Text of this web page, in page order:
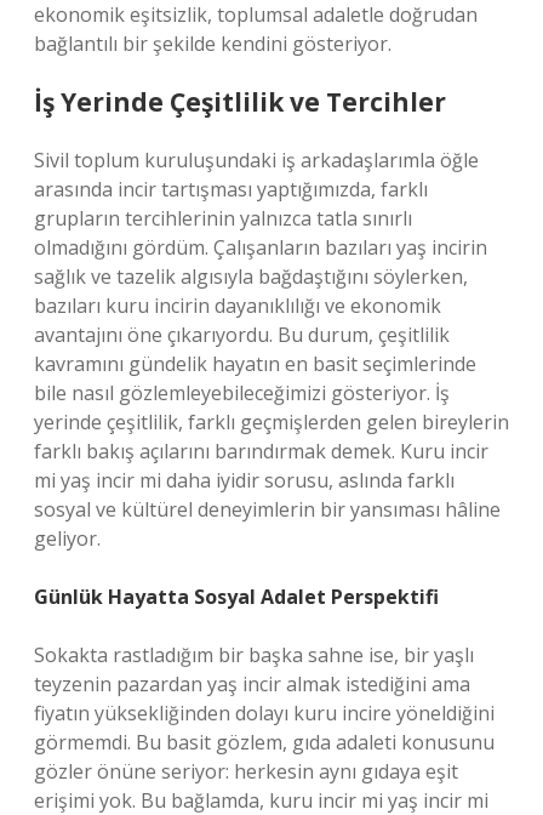
ekonomik eşitsizlik, toplumsal adaletle doğrudan
bağlantılı bir şekilde kendini gösteriyor.
İş Yerinde Çeşitlilik ve Tercihler
Sivil toplum kuruluşundaki iş arkadaşlarımla öğle
arasında incir tartışması yaptığımızda, farklı
grupların tercihlerinin yalnızca tatla sınırlı
olmadığını gördüm. Çalışanların bazıları yaş incirin
sağlık ve tazelik algısıyla bağdaştığını söylerken,
bazıları kuru incirin dayanıklılığı ve ekonomik
avantajını öne çıkarıyordu. Bu durum, çeşitlilik
kavramını gündelik hayatın en basit seçimlerinde
bile nasıl gözlemleyebileceğimizi gösteriyor. İş
yerinde çeşitlilik, farklı geçmişlerden gelen bireylerin
farklı bakış açılarını barındırmak demek. Kuru incir
mi yaş incir mi daha iyidir sorusu, aslında farklı
sosyal ve kültürel deneyimlerin bir yansıması hâline
geliyor.
Günlük Hayatta Sosyal Adalet Perspektifi
Sokakta rastladığım bir başka sahne ise, bir yaşlı
teyzenin pazardan yaş incir almak istediğini ama
fiyatın yüksekliğinden dolayı kuru incire yöneldiğini
görmemdi. Bu basit gözlem, gıda adaleti konusunu
gözler önüne seriyor: herkesin aynı gıdaya eşit
erişimi yok. Bu bağlamda, kuru incir mi yaş incir mi